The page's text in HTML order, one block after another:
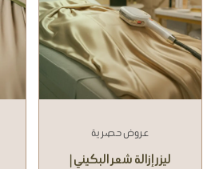
عروض حصرية
ليزر إزالة شعر البكيني |